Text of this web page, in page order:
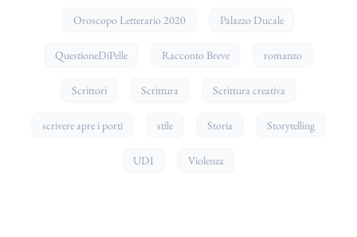
Oroscopo Letterario 2020 Palazzo Ducale
QuestioneDiPelle Racconto Breve romanzo
Scrittori Scrittura Scrittura creativa
scrivere apre i porti stile Storia Storytelling
UDI Violenza